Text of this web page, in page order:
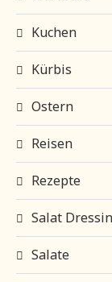
Kuchen
Kürbis
Ostern
Reisen
Rezepte
Salat
Salate